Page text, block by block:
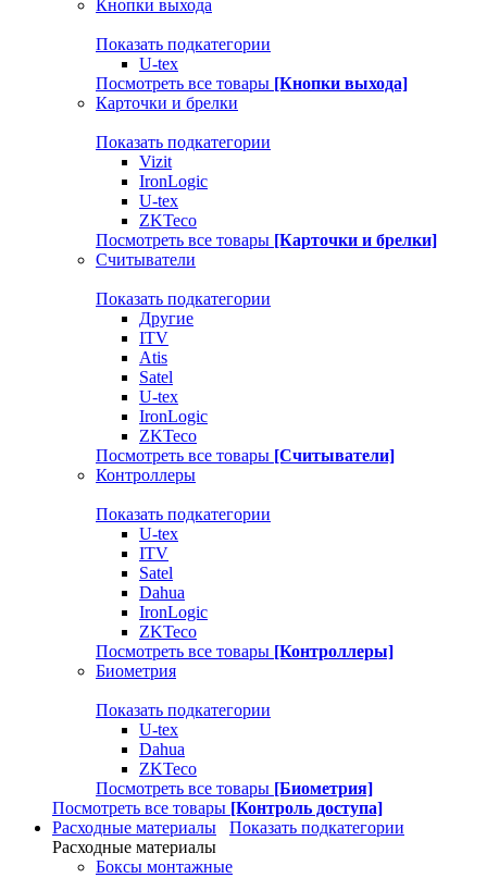
Кнопки выхода
Показать подкатегории
U-tex
Посмотреть все товары [Кнопки выхода]
Карточки и брелки
Показать подкатегории
Vizit
IronLogic
U-tex
ZKTeco
Посмотреть все товары [Карточки и брелки]
Считыватели
Показать подкатегории
Другие
ITV
Atis
Satel
U-tex
IronLogic
ZKTeco
Посмотреть все товары [Считыватели]
Контроллеры
Показать подкатегории
U-tex
ITV
Satel
Dahua
IronLogic
ZKTeco
Посмотреть все товары [Контроллеры]
Биометрия
Показать подкатегории
U-tex
Dahua
ZKTeco
Посмотреть все товары [Биометрия]
Посмотреть все товары [Контроль доступа]
Расходные материалы
Показать подкатегории
Расходные материалы
Боксы монтажные